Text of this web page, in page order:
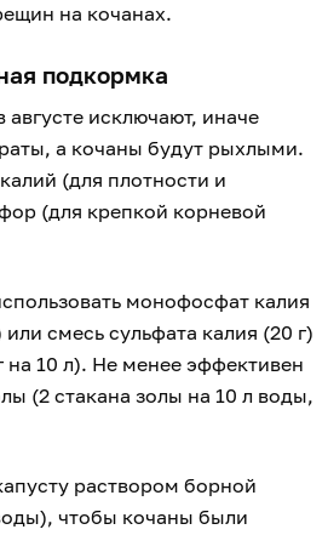
на кочанах.
подкормка
исключают, иначе
а кочаны будут рыхлыми.
(для плотности и
(для крепкой корневой
монофосфат калия
или смесь сульфата калия (20 г)
на 10 л). Не менее эффективен
(2 стакана золы на 10 л воды,
раствором борной
чтобы кочаны были